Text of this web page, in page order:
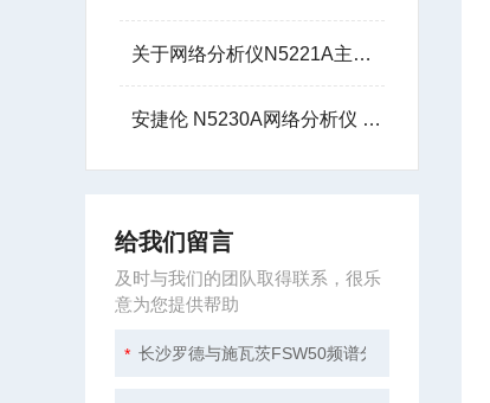
关于网络分析仪N5221A主要特性与技术参数
安捷伦 N5230A网络分析仪 2/4 端口,高达 6/13
给我们留言
及时与我们的团队取得联系，很乐
意为您提供帮助